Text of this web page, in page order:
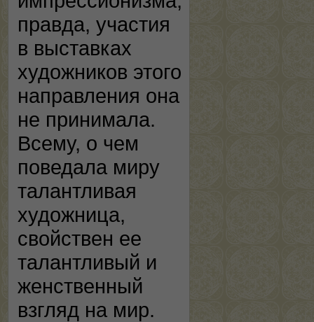
правда, участия
в выставках
художников этого
направления она
не принимала.
Всему, о чем
поведала миру
талантливая
художница,
свойствен ее
талантливый и
женственный
взгляд на мир.